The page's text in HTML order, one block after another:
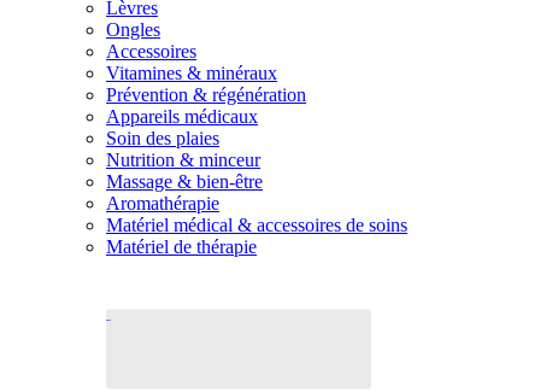
Lèvres
Ongles
Accessoires
Vitamines & minéraux
Prévention & régénération
Appareils médicaux
Soin des plaies
Nutrition & minceur
Massage & bien-être
Aromathérapie
Matériel médical & accessoires de soins
Matériel de thérapie